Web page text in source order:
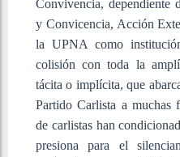
Convivencia, dependiente
y Convicencia, Acción
la UPNA como
colisión con toda la
tácita o implícita, que
Partido Carlista a muchas
de carlistas han
presiona para el